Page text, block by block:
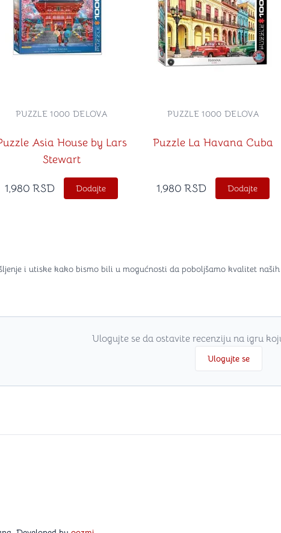
Asia House by Lars
Stewart
PUZZLE 1000 DELOVA
1,980 RSD Dodajte
Puzzle La Havana Cuba
PUZZLE 1000 DELOVA
1,980 RSD Dodajte
i utiske kako bismo bili u mogućnosti da poboljšamo kvalitet
Ulogujte se da ostavite recenziju na igru
Ulogujte se